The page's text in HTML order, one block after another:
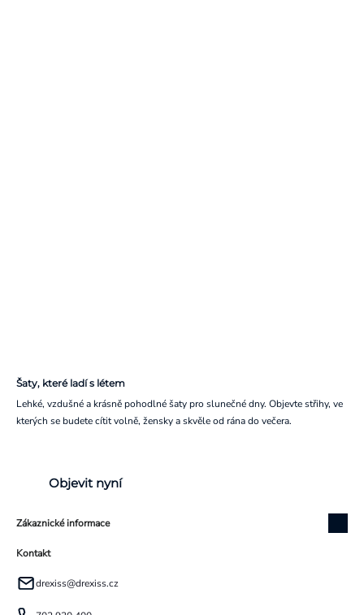
Šaty, které ladí s létem
Lehké, vzdušné a krásně pohodlné šaty pro slunečné dny. Objevte střihy, ve
kterých se budete cítit volně, žensky a skvěle od rána do večera.
Objevit nyní
Zákaznické informace
Kontakt
drexiss@drexiss.cz